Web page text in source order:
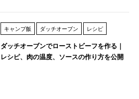
キャンプ飯 ダッチオーブン レシピ
ダッチオーブンでローストビーフを作る｜
レシピ、肉の温度、ソースの作り方を公開